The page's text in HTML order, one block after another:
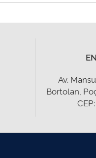
Av.
Bortolan,